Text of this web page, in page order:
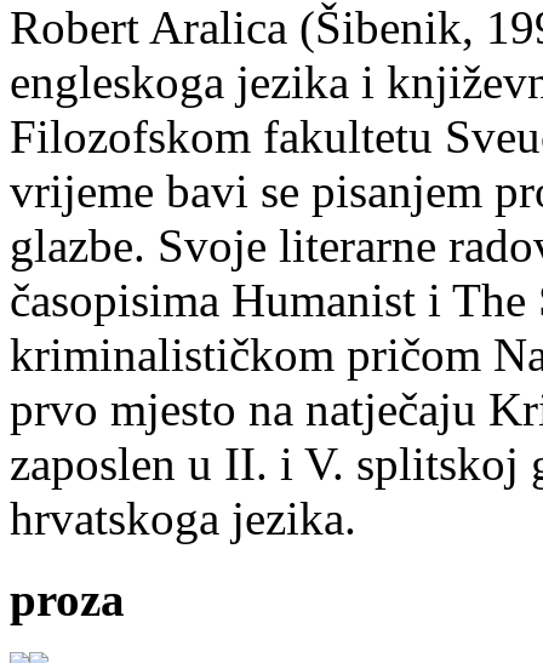
Robert Aralica (Šibenik,
engleskoga jezika i
Filozofskom fakultetu
vrijeme bavi se pisanjem
glazbe. Svoje literarne
časopisima Humanist i
kriminalističkom pričom
prvo mjesto na natječaju
zaposlen u II. i V. splitskoj
hrvatskoga jezika.
proza